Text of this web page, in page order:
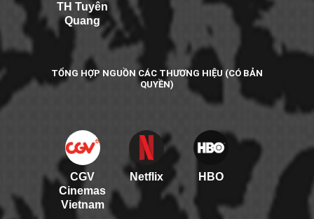
TH Tuyên
Quang
TỔNG HỢP NGUỒN CÁC THƯƠNG HIỆU (CÓ BẢN
QUYỀN)
CGV
Cinemas
Vietnam
Netflix HBO